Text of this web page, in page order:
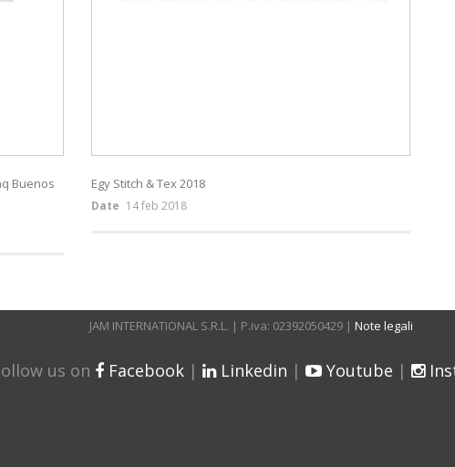
Buenos
Egy Stitch & Tex 2018
Date 14 feb 2018
JAM INTERNATIONAL S.R.L. | P.iva: 02392050429 | Note legali
us on Facebook | Linkedin | Youtube |